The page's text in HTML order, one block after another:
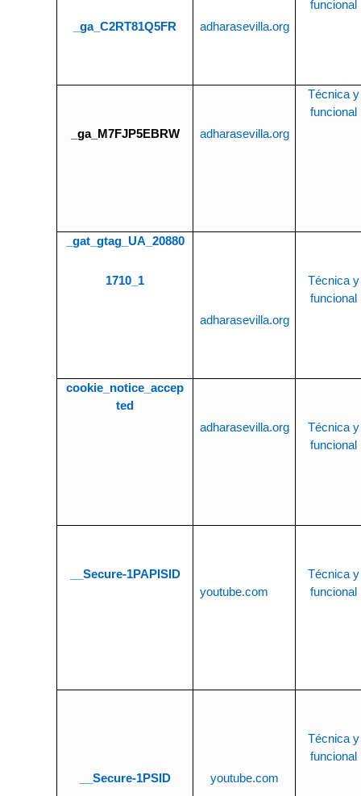
_ga_C2RT81Q5FR adharasevilla.org
funcional
_ga_M7FJP5EBRW adharasevilla.org
Técnica y
funcional
_gat_gtag_UA_20880
1710_1
adharasevilla.org
Técnica y
funcional
cookie_notice_accep
ted
adharasevilla.org
Técnica y
funcional
__Secure-1PAPISID
youtube.com
Técnica y
funcional
__Secure-1PSID youtube.com
Técnica y
funcional